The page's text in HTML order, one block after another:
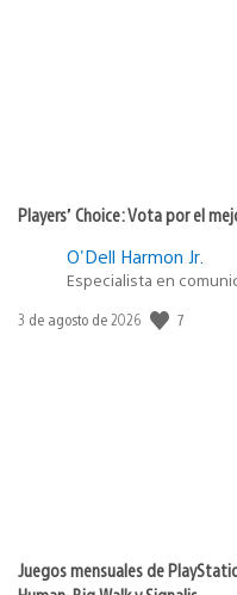
Players’ Choice: Vota por el
O'Dell Harmon Jr.
Especialista en
Fecha
3 de agosto de 2026 7
Juegos mensuales de